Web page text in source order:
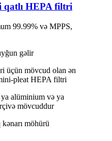
qatlı HEPA filtri
99.99% və MPPS,
gəlir
üçün mövcud olan ən
pleat HEPA filtri
alüminium və ya
mövcuddur
möhürü